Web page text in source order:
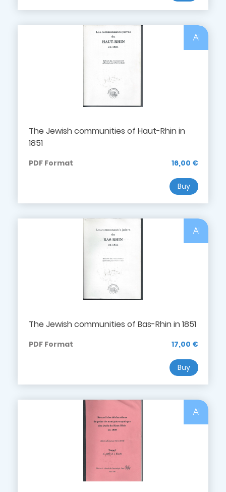
Al
The Jewish communities of Haut-Rhin in
1851
PDF Format 16,00 €
Buy
Al
The Jewish communities of Bas-Rhin in 1851
PDF Format 17,00 €
Buy
Al